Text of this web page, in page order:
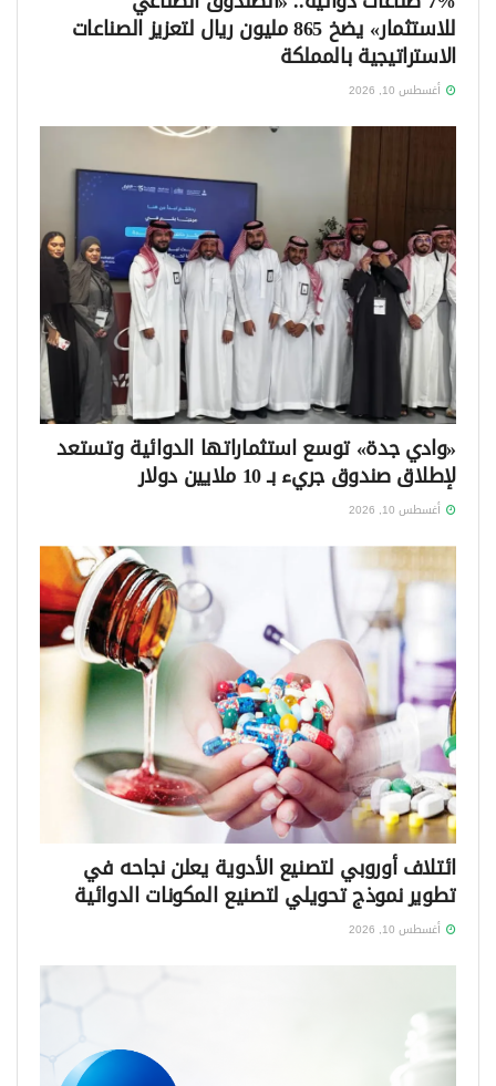
للاستثمار» يضخ 865 مليون ريال لتعزيز الصناعات
الاستراتيجية بالمملكة
أغسطس 10, 2026
«وادي جدة» توسع استثماراتها الدوائية وتستعد
لإطلاق صندوق جريء بـ 10 ملايين دولار
أغسطس 10, 2026
ائتلاف أوروبي لتصنيع الأدوية يعلن نجاحه في
تطوير نموذج تحويلي لتصنيع المكونات الدوائية
أغسطس 10, 2026